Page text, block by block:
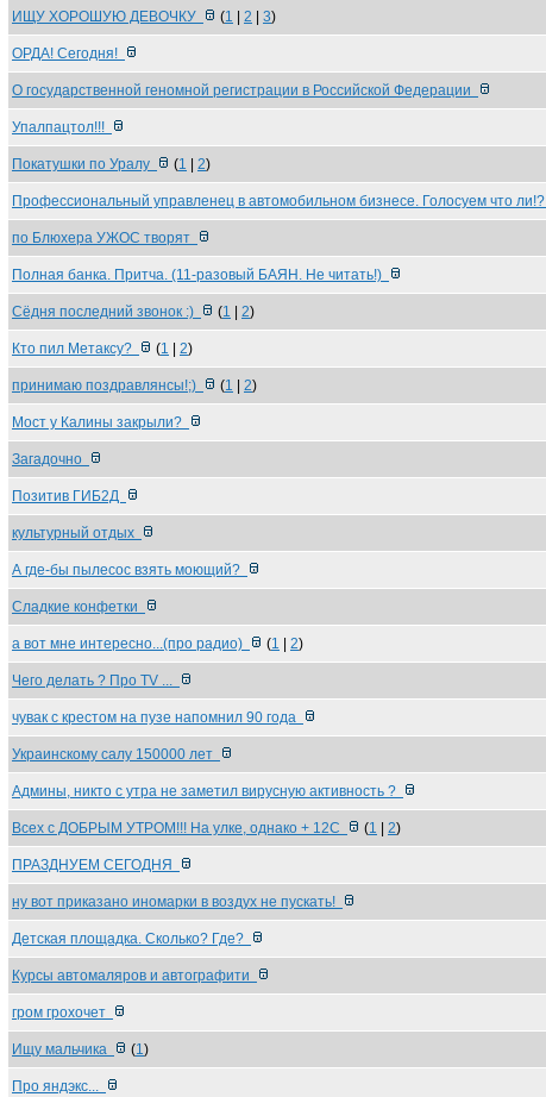
ИЩУ ХОРОШУЮ ДЕВОЧКУ (1 2 3)
ОРДА! Сегодня!
О государственной геномной регистрации в Российской Федерации
Упалпацтол!!!
Покатушки по Уралу (1 2)
Профессиональный управленец в автомобильном бизнесе. Голосуем что ли!?
по Блюхера УЖОС творят
Полная банка. Притча. (11-разовый БАЯН. Не читать!)
Сёдня последний звонок :) (1 2)
Кто пил Метаксу? (1 2)
принимаю поздравлянсы!;) (1 2)
Мост у Калины закрыли?
Загадочно
Позитив ГИБ2Д
культурный отдых
А где-бы пылесос взять моющий?
Сладкие конфетки
а вот мне интересно...(про радио) (1 2)
Чего делать ? Про ТV ...
чувак с крестом на пузе напомнил 90 года
Украинскому салу 150000 лет
Админы, никто с утра не заметил вирусную активность ?
Всех с ДОБРЫМ УТРОМ!!! На улке, однако + 12С (1 2)
ПРАЗДНУЕМ СЕГОДНЯ
ну вот приказано иномарки в воздух не пускать!
Детская площадка. Сколько? Где?
Курсы автомаляров и автографити
гром грохочет
Ищу мальчика (1)
Про яндэкс...